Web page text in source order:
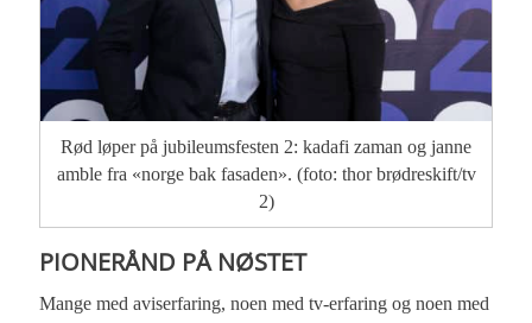
Rød løper på jubileumsfesten 2: kadafi zaman og janne
amble fra «norge bak fasaden». (foto: thor brødreskift/tv
2)
PIONERÅND PÅ NØSTET
Mange med aviserfaring, noen med tv-erfaring og noen med